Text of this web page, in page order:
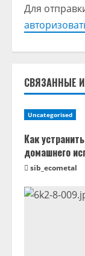
т
ь
ч
т
е
н
и
е
Для
СВЯЗАННЫЕ
Uncategorised
Как
домашнего
sib_ecometal